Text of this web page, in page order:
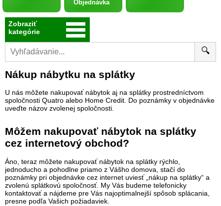
Objednávka
Zobraziť
kategórie
🔍
Nákup nábytku na splátky
U nás môžete nakupovať nábytok aj na splátky prostredníctvom
spoločnosti Quatro alebo Home Credit. Do poznámky v objednávke
uveďte názov zvolenej spoločnosti.
Môžem nakupovať nábytok na splátky
cez internetový obchod?
Áno, teraz môžete nakupovať nábytok na splátky rýchlo,
jednoducho a pohodlne priamo z Vášho domova, stačí do
poznámky pri objednávke cez internet uviesť „nákup na splátky“ a
zvolenú splátkovú spoločnosť. My Vás budeme telefonicky
kontaktovať a nájdeme pre Vás najoptimalnejší spôsob splácania,
presne podľa Vašich požiadaviek.